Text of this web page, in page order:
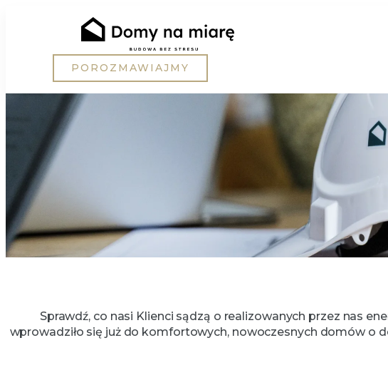
POROZMAWIAJMY
Sprawdź, co nasi Klienci sądzą o realizowanych przez nas
wprowadziło się już do komfortowych, nowoczesnych domów o